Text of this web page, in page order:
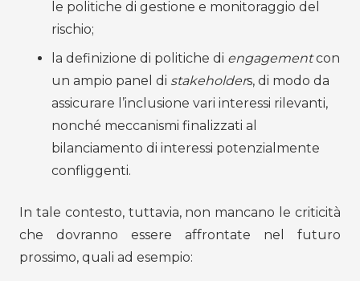
le politiche di gestione e monitoraggio del
rischio;
la definizione di politiche di engagementcon
un ampio panel di stakeholders, di modo da
assicurare l’inclusione vari interessi rilevanti,
nonché meccanismi finalizzati al
bilanciamento di interessi potenzialmente
confliggenti.
In tale contesto, tuttavia, non mancano le criticità
che dovranno essere affrontate nel futuro
prossimo, quali ad esempio: